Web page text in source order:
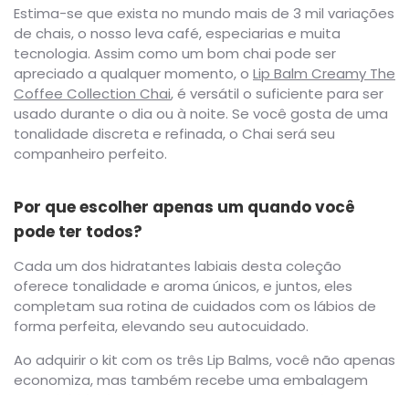
Estima-se que exista no mundo mais de 3 mil variações
de chais, o nosso leva café, especiarias e muita
tecnologia. Assim como um bom chai pode ser
apreciado a qualquer momento, o Lip Balm Creamy The
Coffee Collection Chai, é versátil o suficiente para ser
usado durante o dia ou à noite. Se você gosta de uma
tonalidade discreta e refinada, o Chai será seu
companheiro perfeito.
Por que escolher apenas um quando você
pode ter todos?
Cada um dos hidratantes labiais desta coleção
oferece tonalidade e aroma únicos, e juntos, eles
completam sua rotina de cuidados com os lábios de
forma perfeita, elevando seu autocuidado.
Ao adquirir o kit com os três Lip Balms, você não apenas
economiza, mas também recebe uma embalagem